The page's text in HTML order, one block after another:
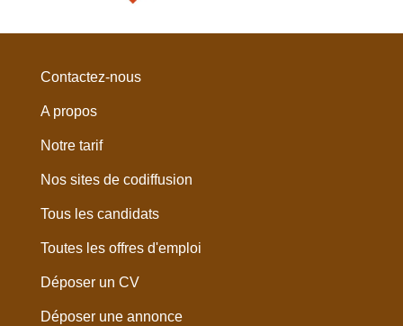
Contactez-nous
A propos
Notre tarif
Nos sites de codiffusion
Tous les candidats
Toutes les offres d'emploi
Déposer un CV
Déposer une annonce